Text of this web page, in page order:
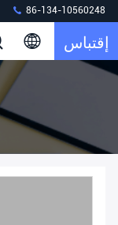
86-134-10560248
إقتباس